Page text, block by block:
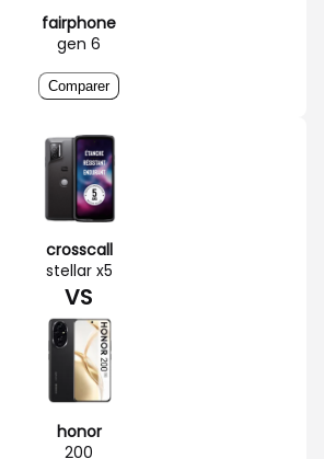
fairphone
gen 6
Comparer
crosscall
stellar x5
VS
honor
200